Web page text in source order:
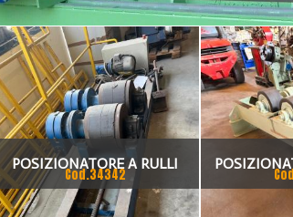
POSIZIONATORE A RULLI
FORME E MOTORIZZATO 30
Cod.34342
FOLLE